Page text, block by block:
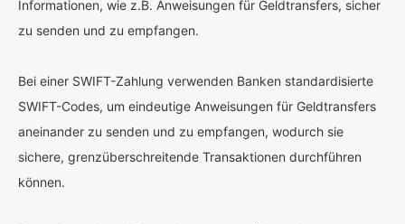
Informationen, wie z.B. Anweisungen für Geldtransfers, sicher
zu senden und zu empfangen.
Bei einer SWIFT-Zahlung verwenden Banken standardisierte
SWIFT-Codes, um eindeutige Anweisungen für Geldtransfers
aneinander zu senden und zu empfangen, wodurch sie
sichere, grenzüberschreitende Transaktionen durchführen
können.